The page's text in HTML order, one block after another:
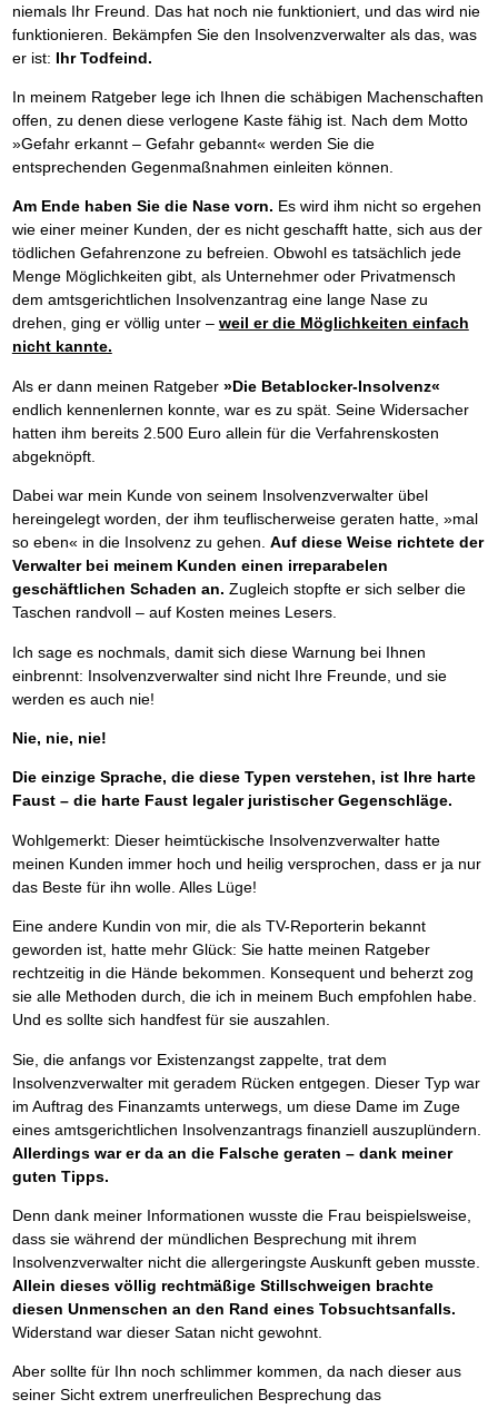
niemals Ihr Freund. Das hat noch nie funktioniert, und das wird nie
funktionieren. Bekämpfen Sie den Insolvenzverwalter als das, was
er ist: Ihr Todfeind.
In meinem Ratgeber lege ich Ihnen die schäbigen Machenschaften
offen, zu denen diese verlogene Kaste fähig ist. Nach dem Motto
»Gefahr erkannt – Gefahr gebannt« werden Sie die
entsprechenden Gegenmaßnahmen einleiten können.
Am Ende haben Sie die Nase vorn. Es wird ihm nicht so ergehen
wie einer meiner Kunden, der es nicht geschafft hatte, sich aus der
tödlichen Gefahrenzone zu befreien. Obwohl es tatsächlich jede
Menge Möglichkeiten gibt, als Unternehmer oder Privatmensch
dem amtsgerichtlichen Insolvenzantrag eine lange Nase zu
drehen, ging er völlig unter – weil er die Möglichkeiten einfach
nicht kannte.
Als er dann meinen Ratgeber »Die Betablocker-Insolvenz«
endlich kennenlernen konnte, war es zu spät. Seine Widersacher
hatten ihm bereits 2.500 Euro allein für die Verfahrenskosten
abgeknöpft.
Dabei war mein Kunde von seinem Insolvenzverwalter übel
hereingelegt worden, der ihm teuflischerweise geraten hatte, »mal
so eben« in die Insolvenz zu gehen. Auf diese Weise richtete der
Verwalter bei meinem Kunden einen irreparabelen
geschäftlichen Schaden an. Zugleich stopfte er sich selber die
Taschen randvoll – auf Kosten meines Lesers.
Ich sage es nochmals, damit sich diese Warnung bei Ihnen
einbrennt: Insolvenzverwalter sind nicht Ihre Freunde, und sie
werden es auch nie!
Nie, nie, nie!
Die einzige Sprache, die diese Typen verstehen, ist Ihre harte
Faust – die harte Faust legaler juristischer Gegenschläge.
Wohlgemerkt: Dieser heimtückische Insolvenzverwalter hatte
meinen Kunden immer hoch und heilig versprochen, dass er ja nur
das Beste für ihn wolle. Alles Lüge!
Eine andere Kundin von mir, die als TV-Reporterin bekannt
geworden ist, hatte mehr Glück: Sie hatte meinen Ratgeber
rechtzeitig in die Hände bekommen. Konsequent und beherzt zog
sie alle Methoden durch, die ich in meinem Buch empfohlen habe.
Und es sollte sich handfest für sie auszahlen.
Sie, die anfangs vor Existenzangst zappelte, trat dem
Insolvenzverwalter mit geradem Rücken entgegen. Dieser Typ war
im Auftrag des Finanzamts unterwegs, um diese Dame im Zuge
eines amtsgerichtlichen Insolvenzantrags finanziell auszuplündern.
Allerdings war er da an die Falsche geraten – dank meiner
guten Tipps.
Denn dank meiner Informationen wusste die Frau beispielsweise,
dass sie während der mündlichen Besprechung mit ihrem
Insolvenzverwalter nicht die allergeringste Auskunft geben musste.
Allein dieses völlig rechtmäßige Stillschweigen brachte
diesen Unmenschen an den Rand eines Tobsuchtsanfalls.
Widerstand war dieser Satan nicht gewohnt.
Aber sollte für Ihn noch schlimmer kommen, da nach dieser aus
seiner Sicht extrem unerfreulichen Besprechung das